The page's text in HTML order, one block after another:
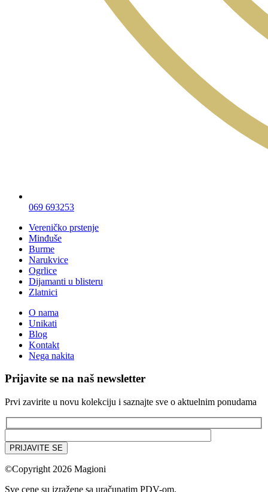
069 693253
Vereničko prstenje
Minđuše
Burme
Narukvice
Ogrlice
Dijamanti u blisteru
Zlatnici
O nama
Unikati
Blog
Kontakt
Nega nakita
Prijavite se na naš newsletter
Prvi zavirite u novu kolekciju i saznajte sve o aktuelnim ponudama
PRIJAVITE SE
©Copyright 2026 Magioni
Sve cene su izražene sa uračunatim PDV-om.